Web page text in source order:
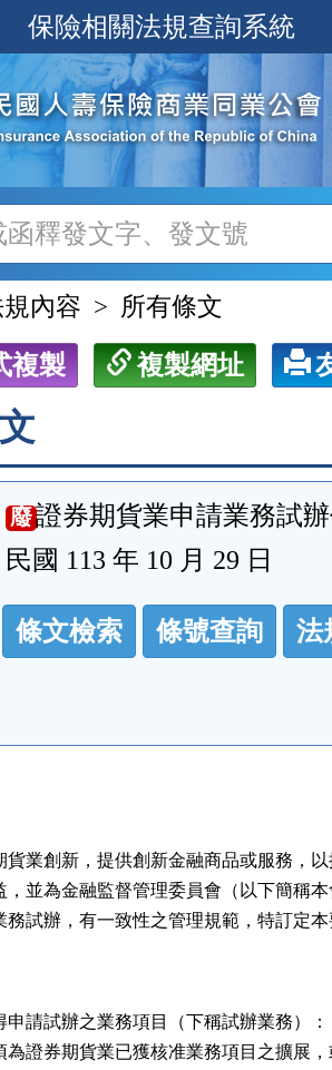
保險相關法規查詢系統
內容 所有條文
複製 複製網址
廢證券期貨業申請業務試
民國 113 年 10 月 29 日
條文檢索 條號查詢 法
貨業創新，提供創新金融商品或服務，
，並為金融監督管理委員會（以下簡稱
務試辦，有一致性之管理規範，特訂定
申請試辦之業務項目（下稱試辦業務）：
為證券期貨業已獲核准業務項目之擴展